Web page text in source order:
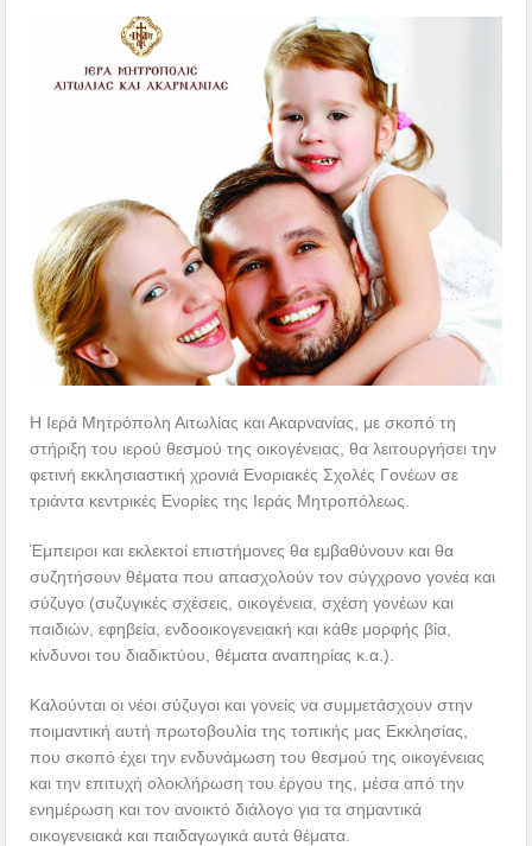
Η Ιερά Μητρόπολη Αιτωλίας και Ακαρνανίας, με σκοπό τη
στήριξη του ιερού θεσμού της οικογένειας, θα λειτουργήσει την
φετινή εκκλησιαστική χρονιά Ενοριακές Σχολές Γονέων σε
τριάντα κεντρικές Ενορίες της Ιεράς Μητροπόλεως.
Έμπειροι και εκλεκτοί επιστήμονες θα εμβαθύνουν και θα
συζητήσουν θέματα που απασχολούν τον σύγχρονο γονέα και
σύζυγο (συζυγικές σχέσεις, οικογένεια, σχέση γονέων και
παιδιών, εφηβεία, ενδοοικογενειακή και κάθε μορφής βία,
κίνδυνοι του διαδικτύου, θέματα αναπηρίας κ.α.).
Καλούνται οι νέοι σύζυγοι και γονείς να συμμετάσχουν στην
ποιμαντική αυτή πρωτοβουλία της τοπικής μας Εκκλησίας,
που σκοπό έχει την ενδυνάμωση του θεσμού της οικογένειας
και την επιτυχή ολοκλήρωση του έργου της, μέσα από την
ενημέρωση και τον ανοικτό διάλογο για τα σημαντικά
οικογενειακά και παιδαγωγικά αυτά θέματα.